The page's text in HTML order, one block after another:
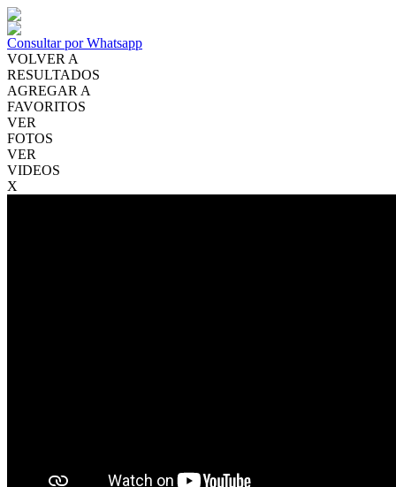
Consultar por Whatsapp
VOLVER A
RESULTADOS
AGREGAR A
FAVORITOS
VER
FOTOS
VER
VIDEOS
X